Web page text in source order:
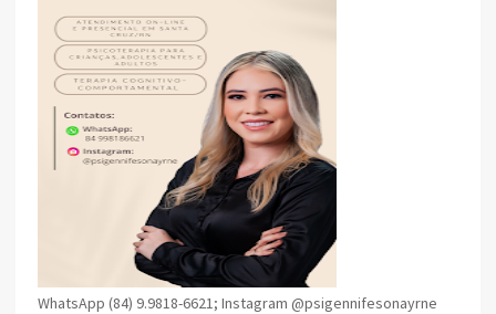
WhatsApp (84) 9.9818-6621; Instagram @psigennifesonayrne